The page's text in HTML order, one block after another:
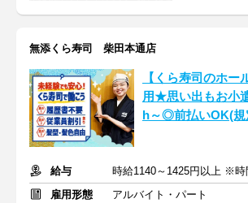
無添くら寿司 柴田本通店
【くら寿司のホー
用★思い出もお小
h～◎前払いOK(規
給与
時給1140～1425円以上 ※時
雇用形態
アルバイト・パート